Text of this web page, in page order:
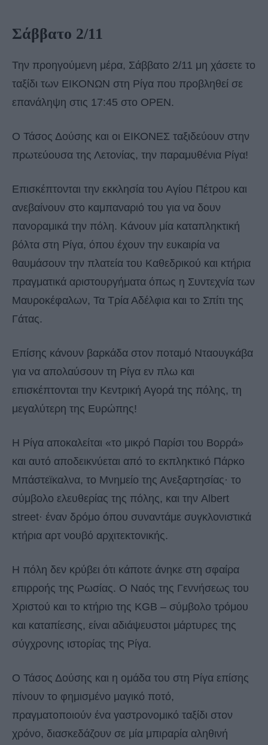
Σάββατο 2/11
Την προηγούμενη μέρα, Σάββατο 2/11 μη χάσετε το
ταξίδι των ΕΙΚΟΝΩΝ στη Ρίγα που προβληθεί σε
επανάληψη στις 17:45 στο OPEN.
O Τάσος Δούσης και οι ΕΙΚΟΝΕΣ ταξιδεύουν στην
πρωτεύουσα της Λετονίας, την παραμυθένια Ρίγα!
Επισκέπτονται την εκκλησία του Αγίου Πέτρου και
ανεβαίνουν στο καμπαναριό του για να δουν
πανοραμικά την πόλη. Κάνουν μία καταπληκτική
βόλτα στη Ρίγα, όπου έχουν την ευκαιρία να
θαυμάσουν την πλατεία του Καθεδρικού και κτήρια
πραγματικά αριστουργήματα όπως η Συντεχνία των
Μαυροκέφαλων, Τα Τρία Αδέλφια και το Σπίτι της
Γάτας.
Επίσης κάνουν βαρκάδα στον ποταμό Νταουγκάβα
για να απολαύσουν τη Ρίγα εν πλω και
επισκέπτονται την Κεντρική Αγορά της πόλης, τη
μεγαλύτερη της Ευρώπης!
Η Ρίγα αποκαλείται «το μικρό Παρίσι του Βορρά»
και αυτό αποδεικνύεται από το εκπληκτικό Πάρκο
Μπάστεϊκαλνα, το Μνημείο της Ανεξαρτησίας· το
σύμβολο ελευθερίας της πόλης, και την Albert
street· έναν δρόμο όπου συναντάμε συγκλονιστικά
κτήρια αρτ νουβό αρχιτεκτονικής.
Η πόλη δεν κρύβει ότι κάποτε άνηκε στη σφαίρα
επιρροής της Ρωσίας. Ο Ναός της Γεννήσεως του
Χριστού και το κτήριο της KGB – σύμβολο τρόμου
και καταπίεσης, είναι αδιάψευστοι μάρτυρες της
σύγχρονης ιστορίας της Ρίγα.
Ο Τάσος Δούσης και η ομάδα του στη Ρίγα επίσης
πίνουν το φημισμένο μαγικό ποτό,
πραγματοποιούν ένα γαστρονομικό ταξίδι στον
χρόνο, διασκεδάζουν σε μία μπιραρία αληθινή